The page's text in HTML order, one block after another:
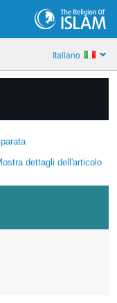
Italiano
dettagli dell'articolo